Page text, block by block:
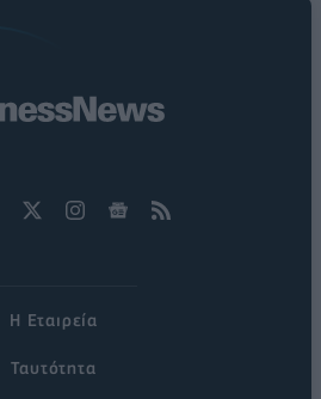
Η Εταιρεία
Ταυτότητα